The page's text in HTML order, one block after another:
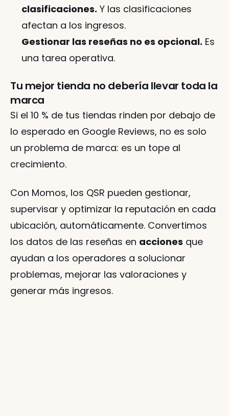
clasificaciones. Y las clasificaciones
afectan a los ingresos.
Gestionar las reseñas no es opcional. Es
una tarea operativa.
Tu mejor tienda no debería llevar toda la
marca
Si el 10 % de tus tiendas rinden por debajo de
lo esperado en Google Reviews, no es solo
un problema de marca: es un tope al
crecimiento.
Con Momos, los QSR pueden gestionar,
supervisar y optimizar la reputación en cada
ubicación, automáticamente. Convertimos
los datos de las reseñas en acciones que
ayudan a los operadores a solucionar
problemas, mejorar las valoraciones y
generar más ingresos.